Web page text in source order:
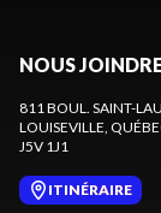
NOUS
811 BOUL. SAINT-
LOUISEVILLE,
J5V 1J1
ITINÉRAIRE